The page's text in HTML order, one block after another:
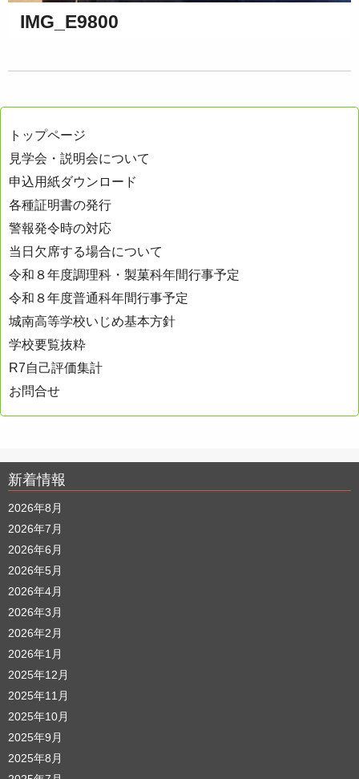
IMG_E9800
トップページ
見学会・説明会について
申込用紙ダウンロード
各種証明書の発行
警報発令時の対応
当日欠席する場合について
令和８年度調理科・製菓科年間行事予定
令和８年度普通科年間行事予定
城南高等学校いじめ基本方針
学校要覧抜粋
R7自己評価集計
お問合せ
新着情報
2026年8月
2026年7月
2026年6月
2026年5月
2026年4月
2026年3月
2026年2月
2026年1月
2025年12月
2025年11月
2025年10月
2025年9月
2025年8月